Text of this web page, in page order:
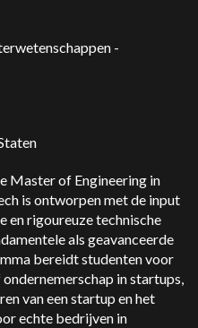
-
Master of Engineering in
is ontworpen met de input
en rigoureuze technische
als geavanceerde
bereidt studenten voor
in startups,
van een startup en het
echte bedrijven in